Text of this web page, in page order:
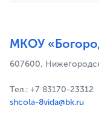
МКОУ
607600,
Тел.: +7 83170-23312
shcola-8vida@bk.ru